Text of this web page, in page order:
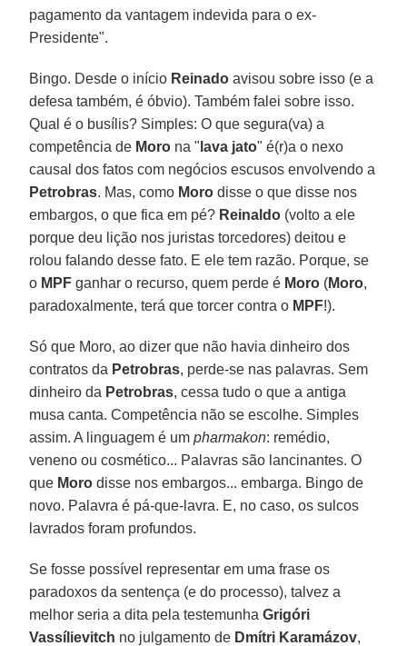
pagamento da vantagem indevida para o ex-
Presidente".
Bingo. Desde o início Reinado avisou sobre isso (e a
defesa também, é óbvio). Também falei sobre isso.
Qual é o busílis? Simples: O que segura(va) a
competência de Moro na " lava jato" é(r)a o nexo
causal dos fatos com negócios escusos envolvendo a
Petrobras. Mas, como Moro disse o que disse nos
embargos, o que fica em pé? Reinaldo (volto a ele
porque deu lição nos juristas torcedores) deitou e
rolou falando desse fato. E ele tem razão. Porque, se
o MPF ganhar o recurso, quem perde é Moro (Moro,
paradoxalmente, terá que torcer contra o MPF!).
Só que Moro, ao dizer que não havia dinheiro dos
contratos da Petrobras, perde-se nas palavras. Sem
dinheiro da Petrobras, cessa tudo o que a antiga
musa canta. Competência não se escolhe. Simples
assim. A linguagem é umpharmakon: remédio,
veneno ou cosmético... Palavras são lancinantes. O
que Moro disse nos embargos... embarga. Bingo de
novo. Palavra é pá-que-lavra. E, no caso, os sulcos
lavrados foram profundos.
Se fosse possível representar em uma frase os
paradoxos da sentença (e do processo), talvez a
melhor seria a dita pela testemunhaGrigóri
Vassílievitch no julgamento de Dmítri Karamázov,